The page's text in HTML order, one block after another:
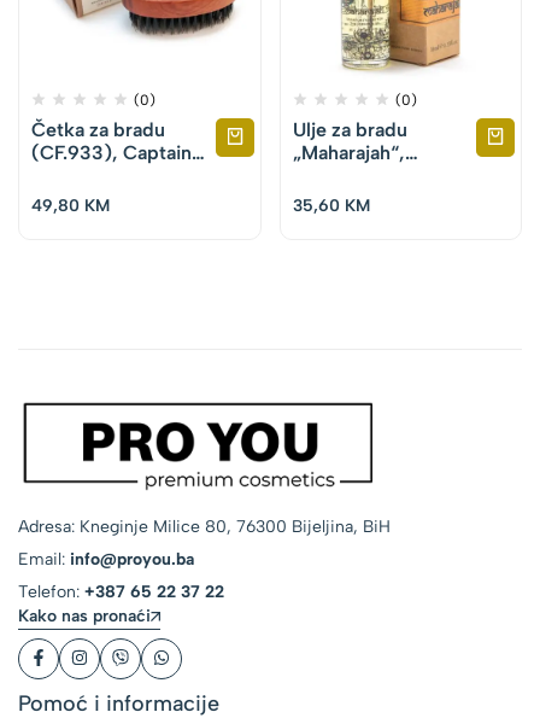
(0)
Četka za bradu
(CF.933), Captain
49,80 KM
(0)
Ulje za bradu
„Maharajah“,
10ml
35,60 KM
Adresa: Kneginje Milice 80, 76300 Bijeljina, BiH
Email: info@proyou.ba
Telefon: +387 65 22 37 22
Kako nas pronaći
Pomoć i informacije